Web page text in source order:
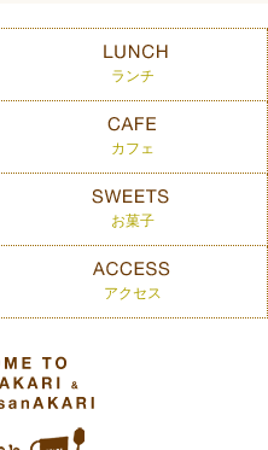
ランチ
カフェ
お菓子
アクセス